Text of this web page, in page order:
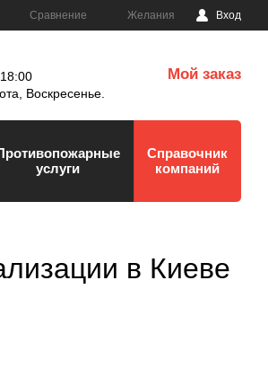
Сравнение Желания Вход
Воскресенье.
Мой заказ
услуги
Справочник
компаний
в Киеве